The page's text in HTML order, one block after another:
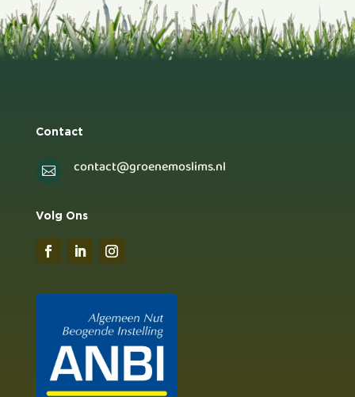
Contact
 contact@groenemoslims.nl
Volg Ons